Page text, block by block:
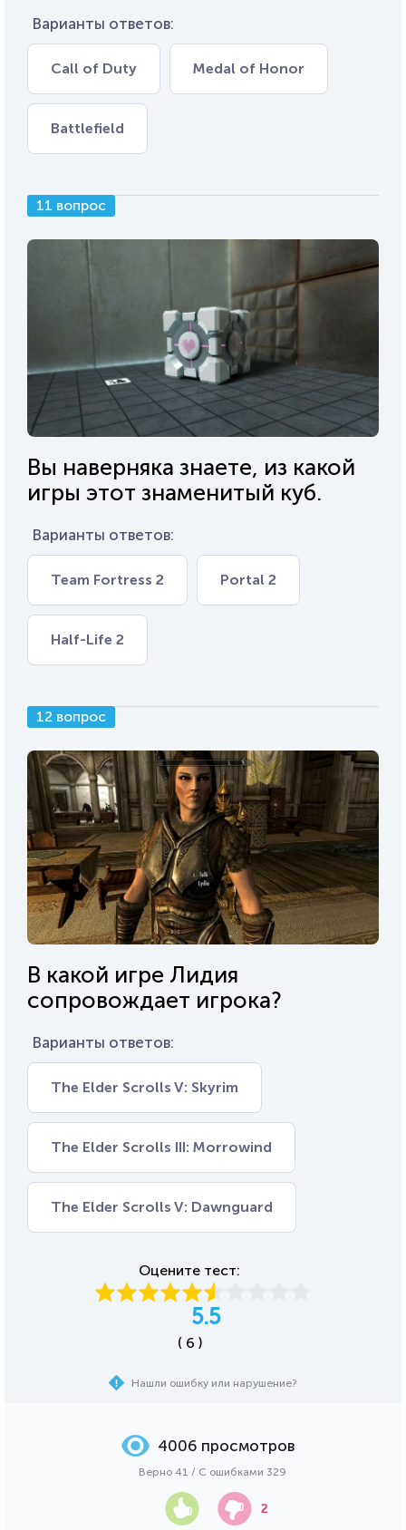
Варианты ответов:
Call of Duty Medal of Honor
Battlefield
11 вопрос
Вы наверняка знаете, из какой
игры этот знаменитый куб.
Варианты ответов:
Team Fortress 2 Portal 2
Half-Life 2
12 вопрос
В какой игре Лидия
сопровождает игрока?
Варианты ответов:
The Elder Scrolls V: Skyrim
The Elder Scrolls III: Morrowind
The Elder Scrolls V: Dawnguard
Оцените тест:
5.5
( 6 )
Нашли ошибку или нарушение?
4006 просмотров
Верно 41 / С ошибками 329
2